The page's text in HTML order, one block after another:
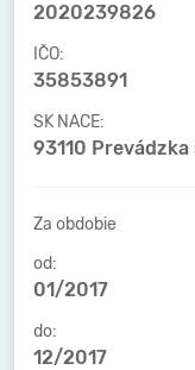
2020239826
IČO:
35853891
SK NACE:
93110
Za obdobie
od:
01/2017
do:
12/2017